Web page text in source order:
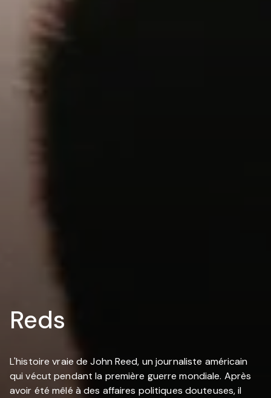
Reds
L'histoire vraie de John Reed, un journaliste américain
qui vécut pendant la première guerre mondiale. Après
avoir été mêlé à des affaires politiques douteuses, il